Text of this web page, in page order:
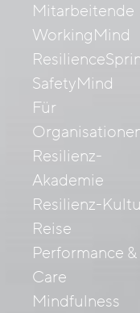
Mitarbeitende
WorkingMind
SafetyMind
Für
Resilienz-
Akademie
Resilienz-
Reise
Performance &
Care
Mindfulness